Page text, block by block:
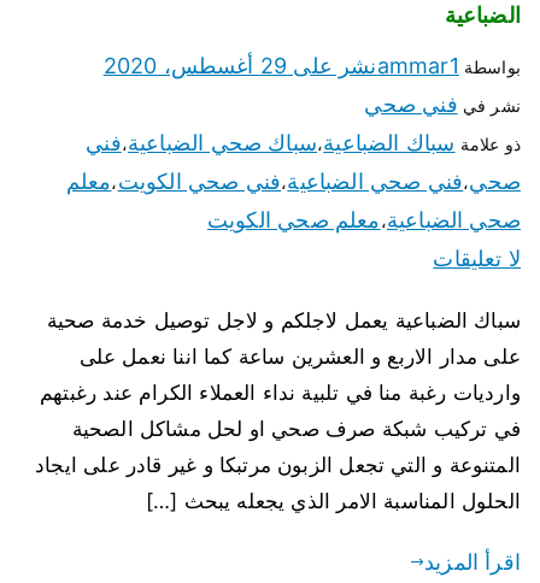
الضباعية
بواسطة ammar1نشر على 29 أغسطس، 2020
نشر في فني صحي
ذو علامة سباك الضباعية،سباك صحي الضباعية،فني
صحي،فني صحي الضباعية،فني صحي الكويت،معلم
صحي الضباعية،معلم صحي الكويت
لا تعليقات
سباك الضباعية يعمل لاجلكم و لاجل توصيل خدمة صحية
على مدار الاربع و العشرين ساعة كما اننا نعمل على
وارديات رغبة منا في تلبية نداء العملاء الكرام عند رغبتهم
في تركيب شبكة صرف صحي او لحل مشاكل الصحية
المتنوعة و التي تجعل الزبون مرتبكا و غير قادر على ايجاد
الحلول المناسبة الامر الذي يجعله يبحث […]
اقرأ المزيد